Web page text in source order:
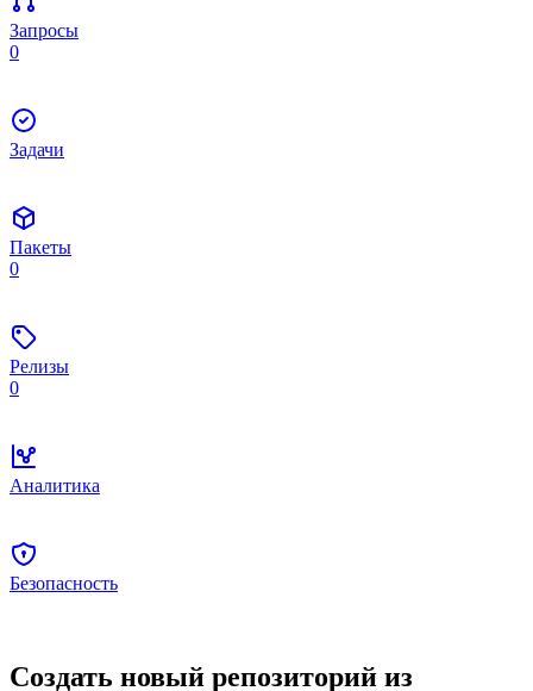
Запросы
0
Задачи
Пакеты
0
Релизы
0
Аналитика
Безопасность
Создать новый репозиторий из